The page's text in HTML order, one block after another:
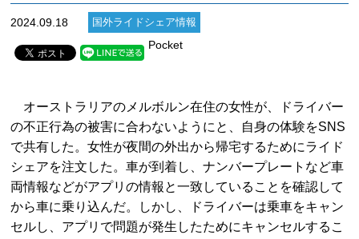
2024.09.18 国外ライドシェア情報
Pocket
オーストラリアのメルボルン在住の女性が、ドライバー
の不正行為の被害に合わないようにと、自身の体験をSNS
で共有した。女性が夜間の外出から帰宅するためにライド
シェアを注文した。車が到着し、ナンバープレートなど車
両情報などがアプリの情報と一致していることを確認して
から車に乗り込んだ。しかし、ドライバーは乗車をキャン
セルし、アプリで問題が発生したためにキャンセルするこ